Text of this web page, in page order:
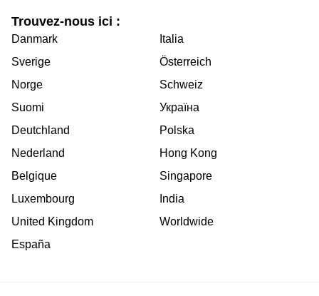
Trouvez-nous ici :
Danmark
Sverige
Norge
Suomi
Deutchland
Nederland
Belgique
Luxembourg
United Kingdom
España
Italia
Österreich
Schweiz
Україна
Polska
Hong Kong
Singapore
India
Worldwide